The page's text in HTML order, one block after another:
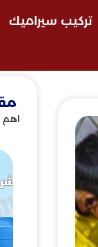
تركيب سيراميك
اهم